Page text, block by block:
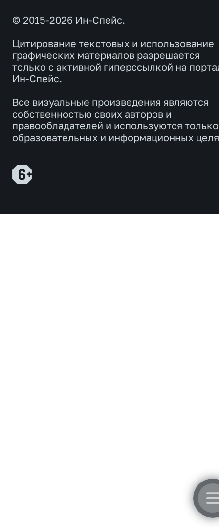
© 2015-2026 Ин-Спейс.
Цитирование текстовых и использование
графических материалов разрешается
только с активной гиперссылкой на
Ин-Спейс.
Все визуальные произведения являются
собственностью своих авторов и
правообладателей и используются
образовательных и информационных